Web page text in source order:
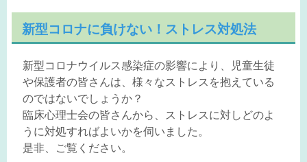
新型コロナに負けない！ストレス対処法
新型コロナウイルス感染症の影響により、児童生徒
や保護者の皆さんは、様々なストレスを抱えている
のではないでしょうか？
臨床心理士会の皆さんから、ストレスに対しどのよ
うに対処すればよいかを伺いました。
是非、ご覧ください。